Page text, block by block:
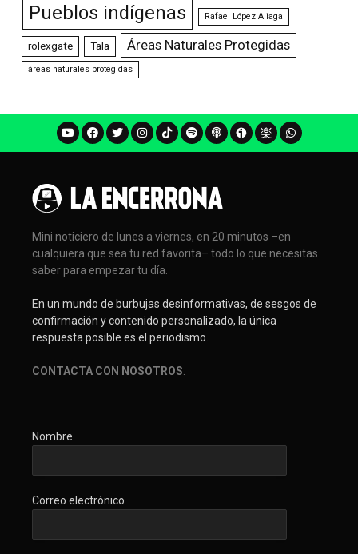
Pueblos indígenas Rafael López Aliaga
rolexgate Tala Áreas Naturales Protegidas
áreas naturales protegidas
Mini noticiero de lunes a viernes, en 20 minutos –en
cualquiera que sea tu red favorita– todo lo que necesitas
saber para empezar tu día.
En un mundo de burbujas desinformativas, de sesgos de
confirmación y contenido personalizado, la única
respuesta posible es el periodismo.
CONTACTA CON NOSOTROS.
Nombre
Correo electrónico